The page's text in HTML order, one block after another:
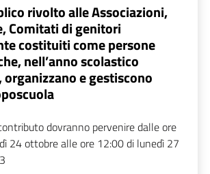
rivolto alle Associazioni,
Comitati di genitori
costituiti come persone
nell’anno scolastico
e gestiscono
dovranno pervenire dalle ore
24 ottobre alle ore 12:00 di lunedì 27